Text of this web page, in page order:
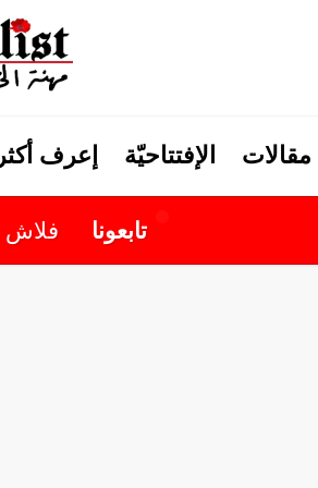
مقالات الإفتتاحيّة إعرف أكثر
فلاش نيوز